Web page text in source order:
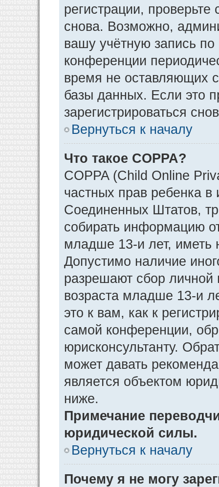
регистрации,
снова. Возможно,
вашу учётную запись
конференции
время не оставляющих
базы данных. Если это
зарегистрироваться
Вернуться к началу
Что такое COPPA?
COPPA (Child Online
частных прав ребенка в
Соединенных Штатов,
собирать информацию
младше 13-и лет, иметь
Допустимо наличие
разрешают сбор
возраста младше 13-и
это к вам, как к
самой конференции,
юрисконсультанту.
может давать
является объектом
ниже.
Примечание
юридической силы.
Вернуться к началу
Почему я не могу